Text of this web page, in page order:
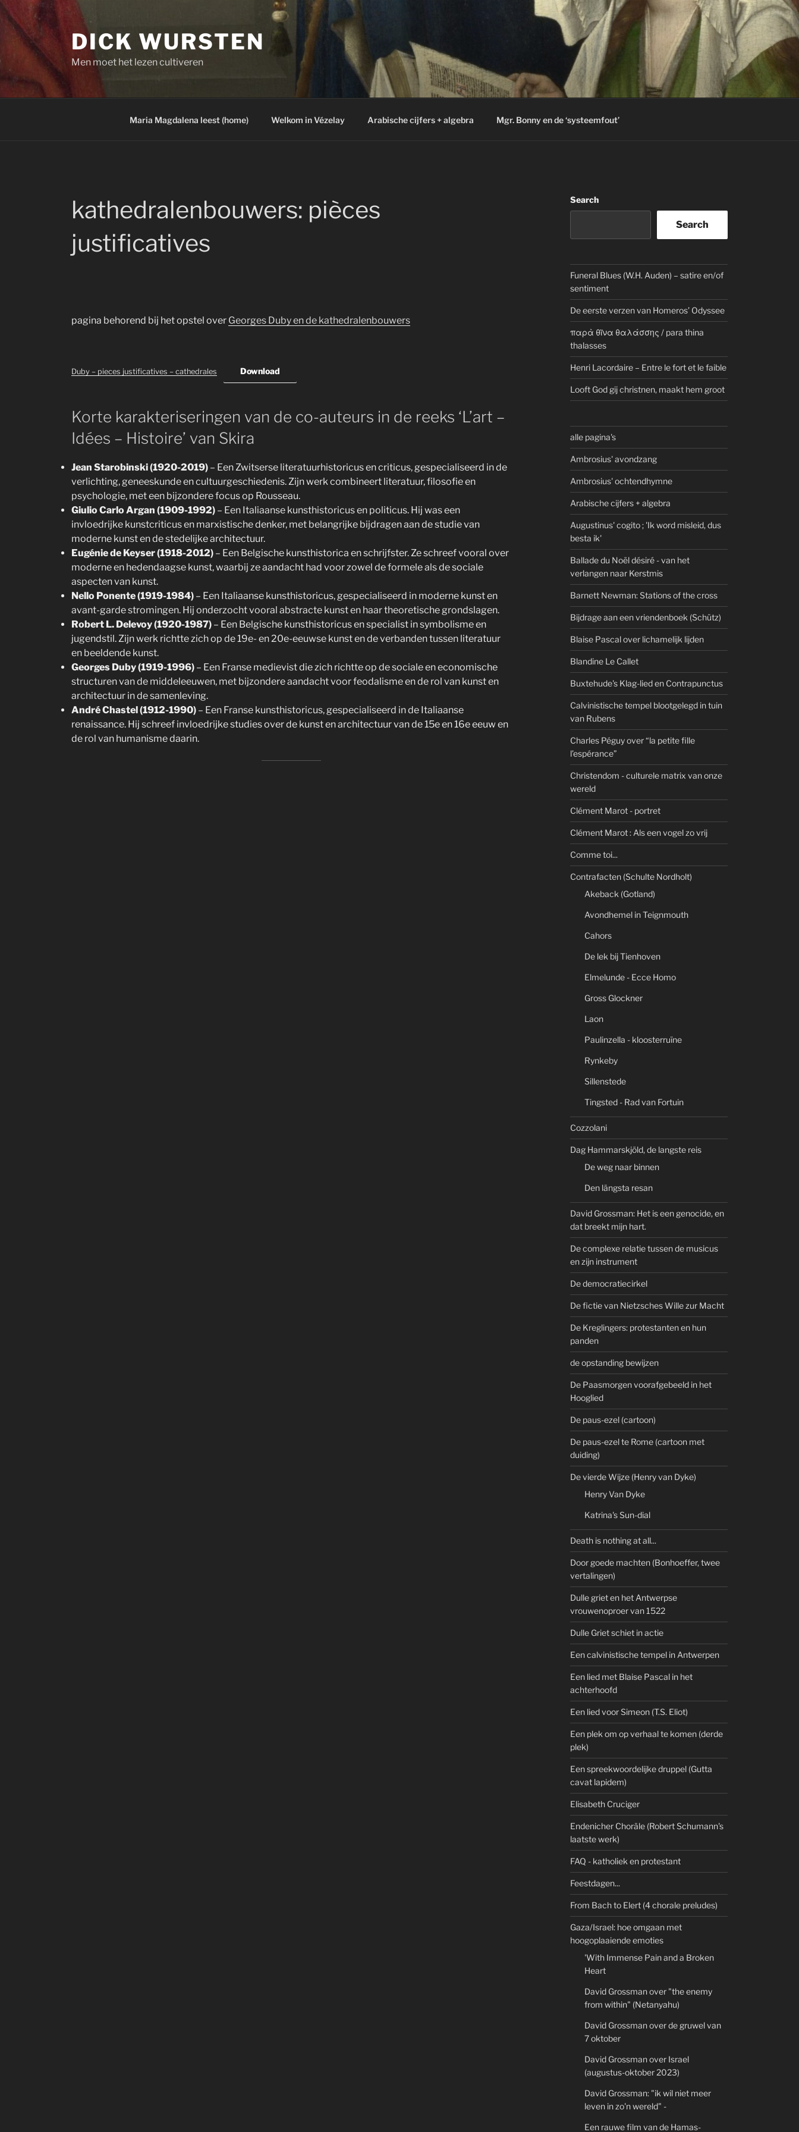
Skip
to
content
DICK WURSTEN
Men moet het lezen cultiveren
Maria Magdalena leest (home) Welkom in Vézelay Arabische cijfers + algebra Mgr. Bonny en de ‘systeemfout’
kathedralenbouwers: pièces
justificatives
pagina behorend bij het opstel over Georges Duby en de kathedralenbouwers
Duby – pieces justificatives – cathedrales Download
Korte karakteriseringen van de co-auteurs in de reeks ‘L’art –
Idées – Histoire’ van Skira
Jean Starobinski (1920-2019) – Een Zwitserse literatuurhistoricus en criticus, gespecialiseerd in de
verlichting, geneeskunde en cultuurgeschiedenis. Zijn werk combineert literatuur, filosofie en
psychologie, met een bijzondere focus op Rousseau.
Giulio Carlo Argan (1909-1992) – Een Italiaanse kunsthistoricus en politicus. Hij was een
invloedrijke kunstcriticus en marxistische denker, met belangrijke bijdragen aan de studie van
moderne kunst en de stedelijke architectuur.
Eugénie de Keyser (1918-2012) – Een Belgische kunsthistorica en schrijfster. Ze schreef vooral over
moderne en hedendaagse kunst, waarbij ze aandacht had voor zowel de formele als de sociale
aspecten van kunst.
Nello Ponente (1919-1984) – Een Italiaanse kunsthistoricus, gespecialiseerd in moderne kunst en
avant-garde stromingen. Hij onderzocht vooral abstracte kunst en haar theoretische grondslagen.
Robert L. Delevoy (1920-1987) – Een Belgische kunsthistoricus en specialist in symbolisme en
jugendstil. Zijn werk richtte zich op de 19e- en 20e-eeuwse kunst en de verbanden tussen literatuur
en beeldende kunst.
Georges Duby (1919-1996) – Een Franse medievist die zich richtte op de sociale en economische
structuren van de middeleeuwen, met bijzondere aandacht voor feodalisme en de rol van kunst en
architectuur in de samenleving.
André Chastel (1912-1990) – Een Franse kunsthistoricus, gespecialiseerd in de Italiaanse
renaissance. Hij schreef invloedrijke studies over de kunst en architectuur van de 15e en 16e eeuw en
de rol van humanisme daarin.
Search
Search
Funeral Blues (W.H. Auden) – satire en/of
sentiment
De eerste verzen van Homeros’ Odyssee
παρὰ θῖνα θαλάσσης / para thina
thalasses
Henri Lacordaire – Entre le fort et le faible
Looft God gij christnen, maakt hem groot
alle pagina's
Ambrosius' avondzang
Ambrosius' ochtendhymne
Arabische cijfers + algebra
Augustinus' cogito ; 'Ik word misleid, dus
besta ik'
Ballade du Noël désiré - van het
verlangen naar Kerstmis
Barnett Newman: Stations of the cross
Bijdrage aan een vriendenboek (Schütz)
Blaise Pascal over lichamelijk lijden
Blandine Le Callet
Buxtehude's Klag-lied en Contrapunctus
Calvinistische tempel blootgelegd in tuin
van Rubens
Charles Péguy over “la petite fille
l’espérance”
Christendom - culturele matrix van onze
wereld
Clément Marot - portret
Clément Marot : Als een vogel zo vrij
Comme toi...
Contrafacten (Schulte Nordholt)
Akeback (Gotland)
Avondhemel in Teignmouth
Cahors
De lek bij Tienhoven
Elmelunde - Ecce Homo
Gross Glockner
Laon
Paulinzella - kloosterruïne
Rynkeby
Sillenstede
Tingsted - Rad van Fortuin
Cozzolani
Dag Hammarskjöld, de langste reis
De weg naar binnen
Den längsta resan
David Grossman: Het is een genocide, en
dat breekt mijn hart.
De complexe relatie tussen de musicus
en zijn instrument
De democratiecirkel
De fictie van Nietzsches Wille zur Macht
De Kreglingers: protestanten en hun
panden
de opstanding bewijzen
De Paasmorgen voorafgebeeld in het
Hooglied
De paus-ezel (cartoon)
De paus-ezel te Rome (cartoon met
duiding)
De vierde Wijze (Henry van Dyke)
Henry Van Dyke
Katrina's Sun-dial
Death is nothing at all...
Door goede machten (Bonhoeffer, twee
vertalingen)
Dulle griet en het Antwerpse
vrouwenoproer van 1522
Dulle Griet schiet in actie
Een calvinistische tempel in Antwerpen
Een lied met Blaise Pascal in het
achterhoofd
Een lied voor Simeon (T.S. Eliot)
Een plek om op verhaal te komen (derde
plek)
Een spreekwoordelijke druppel (Gutta
cavat lapidem)
Elisabeth Cruciger
Endenicher Choräle (Robert Schumann's
laatste werk)
FAQ - katholiek en protestant
Feestdagen...
From Bach to Elert (4 chorale preludes)
Gaza/Israel: hoe omgaan met
hoogoplaaiende emoties
'With Immense Pain and a Broken
Heart
David Grossman over "the enemy
from within" (Netanyahu)
David Grossman over de gruwel van
7 oktober
David Grossman over Israel
(augustus-oktober 2023)
David Grossman: "ik wil niet meer
leven in zo'n wereld" -
Een rauwe film van de Hamas-